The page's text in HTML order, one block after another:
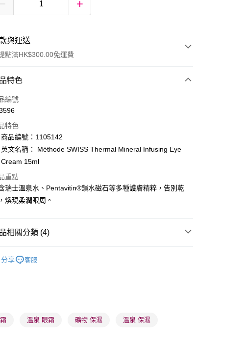
與運送
點滿HK$300.00免運費
款方式
卡
Pay
自助櫃 - 確認發貨後1-3個工作天送達
特色
編號
特色
商品編號：1105142
英文名稱： Méthode SWISS Thermal Mineral Infusing Eye
Cream 15ml
重點
瑞士溫泉水、Pentavitin®鎖水磁石等多種護膚精粹，告別乾
煥現柔潤眼周。
相關分類 (4)
分享 客服
溫泉 眼霜 礦物 保濕 溫泉 保濕